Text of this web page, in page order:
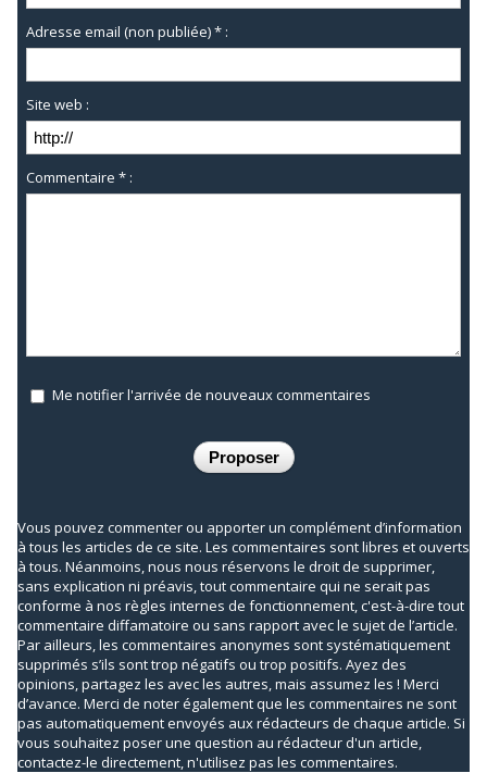
Adresse email (non publiée) * :
Site web :
Commentaire * :
Me notifier l'arrivée de nouveaux commentaires
Vous pouvez commenter ou apporter un complément d’information
à tous les articles de ce site. Les commentaires sont libres et ouverts
à tous. Néanmoins, nous nous réservons le droit de supprimer,
sans explication ni préavis, tout commentaire qui ne serait pas
conforme à nos règles internes de fonctionnement, c'est-à-dire tout
commentaire diffamatoire ou sans rapport avec le sujet de l’article.
Par ailleurs, les commentaires anonymes sont systématiquement
supprimés s’ils sont trop négatifs ou trop positifs. Ayez des
opinions, partagez les avec les autres, mais assumez les ! Merci
d’avance. Merci de noter également que les commentaires ne sont
pas automatiquement envoyés aux rédacteurs de chaque article. Si
vous souhaitez poser une question au rédacteur d'un article,
contactez-le directement, n'utilisez pas les commentaires.